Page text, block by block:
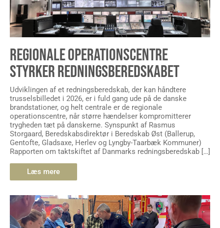
REGIONALE OPERATIONSCENTRE
STYRKER REDNINGSBEREDSKABET
Udviklingen af et redningsberedskab, der kan håndtere
trusselsbilledet i 2026, er i fuld gang ude på de danske
brandstationer, og helt centrale er de regionale
operationscentre, når større hændelser kompromitterer
trygheden tæt på danskerne. Synspunkt af Rasmus
Storgaard, Beredskabsdirektør i Beredskab Øst (Ballerup,
Gentofte, Gladsaxe, Herlev og Lyngby-Taarbæk Kommuner)
Rapporten om taktskiftet af Danmarks redningsberedskab […]
Læs mere